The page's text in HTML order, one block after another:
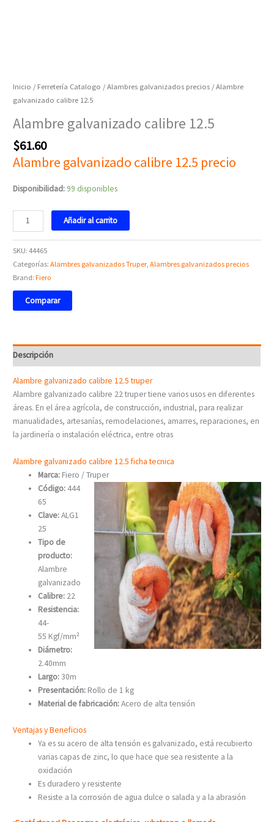
Inicio / Ferretería Catalogo /Alambres galvanizados precios / Alambre
galvanizado calibre 12.5
Alambre galvanizado calibre 12.5
$61.60
Alambre galvanizado calibre 12.5 precio
Disponibilidad: 99 disponibles
Añadir al carrito
SKU:44465
Categorías:Alambres galvanizados Truper,Alambres galvanizados precios
Brand:Fiero
Comparar
Descripción
Alambre galvanizado calibre 12.5 truper
Alambre galvanizado calibre 22 truper tiene varios usos en diferentes
áreas. En el área agrícola, de construcción, industrial, para realizar
manualidades, artesanías, remodelaciones, amarres, reparaciones, en
la jardinería o instalación eléctrica, entre otras
Alambre galvanizado calibre 12.5 ficha tecnica
Marca: Fiero / Truper
Código: 444
65
Clave:ALG1
25
Tipo de
producto:
Alambre
galvanizado
Calibre: 22
Resistencia:
44-
55 Kgf/mm²
Diámetro:
2.40mm
Largo:30m
Presentación: Rollo de 1 kg
Material de fabricación:Acero de alta tensión
Ventajas y Beneficios
Ya es su acero de alta tensión es galvanizado, está recubierto
varias capas de zinc, lo que hace que sea resistente a la
oxidación
Es duradero y resistente
Resiste a la corrosión de agua dulce o salada y a la abrasión